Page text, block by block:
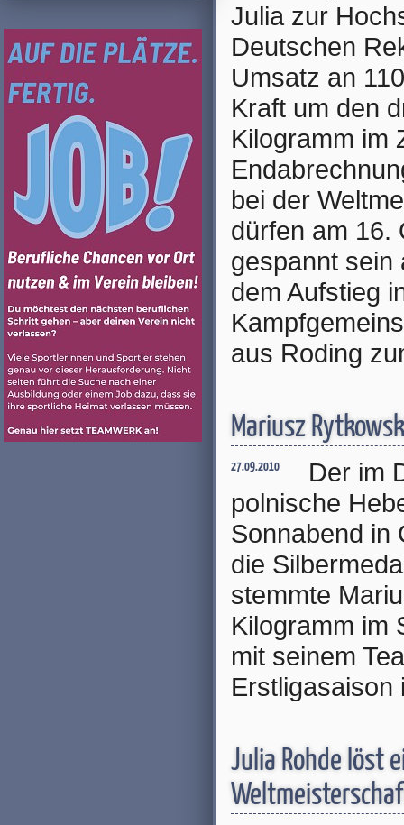
Julia zur
Deutschen
Umsatz an
Kraft um den
Kilogramm im
bei der
dürfen am 16.
gespannt sein
dem Aufstieg
aus Roding
Mariusz
27.09.2010
Der im
polnische
Sonnabend in
die
stemmte
Kilogramm im
mit seinem
Erstligasaison
Julia Rohde löst